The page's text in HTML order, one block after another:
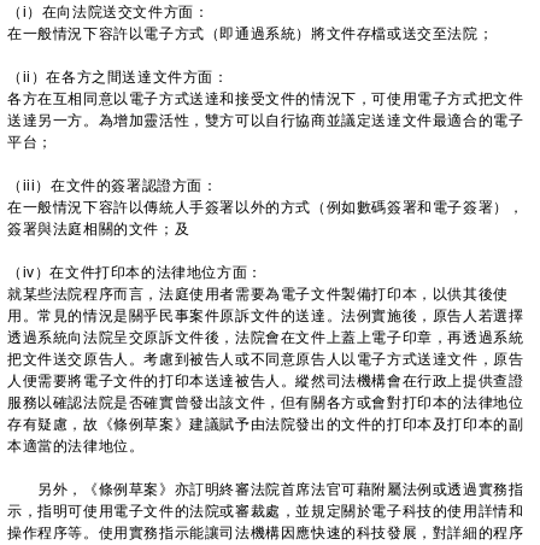
（i）在向法院送交文件方面：
在一般情況下容許以電子方式（即通過系統）將文件存檔或送交至法院；
（ii）在各方之間送達文件方面：
各方在互相同意以電子方式送達和接受文件的情況下，可使用電子方式把文件
送達另一方。為增加靈活性，雙方可以自行協商並議定送達文件最適合的電子
平台；
（iii）在文件的簽署認證方面：
在一般情況下容許以傳統人手簽署以外的方式（例如數碼簽署和電子簽署），
簽署與法庭相關的文件；及
（iv）在文件打印本的法律地位方面：
就某些法院程序而言，法庭使用者需要為電子文件製備打印本，以供其後使
用。常見的情況是關乎民事案件原訴文件的送達。法例實施後，原告人若選擇
透過系統向法院呈交原訴文件後，法院會在文件上蓋上電子印章，再透過系統
把文件送交原告人。考慮到被告人或不同意原告人以電子方式送達文件，原告
人便需要將電子文件的打印本送達被告人。縱然司法機構會在行政上提供查證
服務以確認法院是否確實曾發出該文件，但有關各方或會對打印本的法律地位
存有疑慮，故《條例草案》建議賦予由法院發出的文件的打印本及打印本的副
本適當的法律地位。
另外，《條例草案》亦訂明終審法院首席法官可藉附屬法例或透過實務指
示，指明可使用電子文件的法院或審裁處，並規定關於電子科技的使用詳情和
操作程序等。使用實務指示能讓司法機構因應快速的科技發展，對詳細的程序